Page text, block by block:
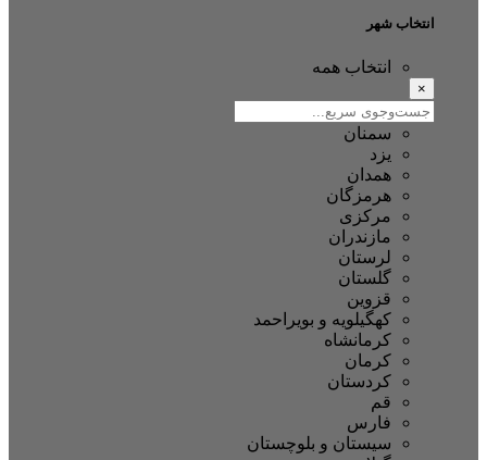
شهر
انتخاب همه
سمنان
هرمزگان
مرکزی
مازندران
لرستان
گلستان
کهگیلویه و بویراحمد
کرمانشاه
کردستان
سیستان و بلوچستان